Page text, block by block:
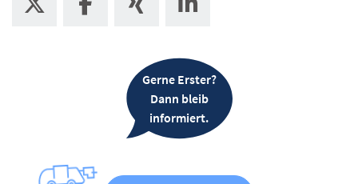
Gerne Erster?
Dann bleib
informiert.